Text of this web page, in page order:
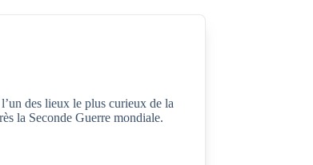
des lieux le plus curieux de la
la Seconde Guerre mondiale.